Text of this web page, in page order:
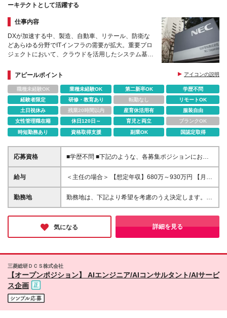
ーキテクトとして活躍する
仕事内容
DXが加速する中、製造、自動車、リテール、防衛な
どあらゆる分野でITインフラの需要が拡大。重要プロ
ジェクトにおいて、クラウドを活用したシステム基盤
集します。
アピールポイント アイコンの説明
職種未経験OK 業種未経験OK 第二新卒OK
学歴不問
経験者限定
研修・教育あり 転勤なし
リモートOK
土日祝休み
残業20時間以内 産育休活用有
服装自由
女性管理職在籍
休日120日～ 育児と両立
ブランクOK
時短勤務あり
資格取得支援 副業OK 国認定取得
応募資格
■学歴不問 ■下記のような、各募集ポジションにおい
て何らかの知識・経験がある方 ・クラウドをベース
としたプラットフォームSIの提案・設計・構築の全フ
構築・設定、テスト、リリース」の経験を計5年以上
有すること（5年の内、AWSを3年以上有すること）
IT企業等でのシステム開発経験10年以上。PJリードの
経験も含む。 など
給与
＜主任の場合＞ 【想定年収】680万～930万円 【月
給】44万～61万円（裁量労働手当9万円～12万円を含
む） ※前職年収、ご経験・スキルを考慮の上、当社規
時間45分勤務したものとみなす。 ※残業代は別途全
額支給いたします（主任・課長は裁量労働制のため、
ルを考慮の上、当社規定により決定いたします。 ※残
勤務地
勤務地は、下記より希望を考慮のうえ決定します。 ■
東京都港区（セレスティン芝三井ビルディング） ■東
京都港区（本社ビル、三田国際ビル） ■東京都府中市
（府中事業場） (変更の範囲)上記を除く当社関連勤務
気になる 詳細を見る
三菱総研ＤＣＳ株式会社
【オープンポジション】 AIエンジニア/AIコンサルタント/AIサービ
ス企画